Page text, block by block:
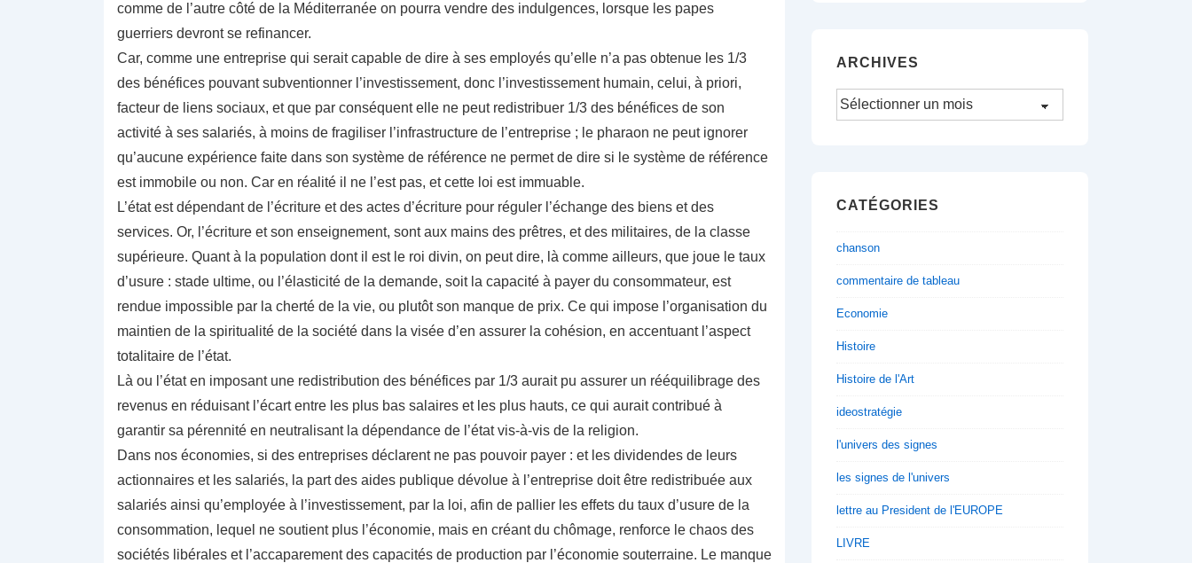
comme de l’autre côté de la Méditerranée on pourra vendre des indulgences, lorsque les papes
guerriers devront se refinancer.
Car, comme une entreprise qui serait capable de dire à ses employés qu’elle n’a pas obtenue les 1/3
des bénéfices pouvant subventionner l’investissement, donc l’investissement humain, celui, à priori,
facteur de liens sociaux, et que par conséquent elle ne peut redistribuer 1/3 des bénéfices de son
activité à ses salariés, à moins de fragiliser l’infrastructure de l’entreprise ; le pharaon ne peut ignorer
qu’aucune expérience faite dans son système de référence ne permet de dire si le système de référence
est immobile ou non. Car en réalité il ne l’est pas, et cette loi est immuable.
L’état est dépendant de l’écriture et des actes d’écriture pour réguler l’échange des biens et des
services. Or, l’écriture et son enseignement, sont aux mains des prêtres, et des militaires, de la classe
supérieure. Quant à la population dont il est le roi divin, on peut dire, là comme ailleurs, que joue le taux
d’usure : stade ultime, ou l’élasticité de la demande, soit la capacité à payer du consommateur, est
rendue impossible par la cherté de la vie, ou plutôt son manque de prix. Ce qui impose l’organisation du
maintien de la spiritualité de la société dans la visée d’en assurer la cohésion, en accentuant l’aspect
totalitaire de l’état.
Là ou l’état en imposant une redistribution des bénéfices par 1/3 aurait pu assurer un rééquilibrage des
revenus en réduisant l’écart entre les plus bas salaires et les plus hauts, ce qui aurait contribué à
garantir sa pérennité en neutralisant la dépendance de l’état vis-à-vis de la religion.
Dans nos économies, si des entreprises déclarent ne pas pouvoir payer : et les dividendes de leurs
actionnaires et les salariés, la part des aides publique dévolue à l’entreprise doit être redistribuée aux
salariés ainsi qu’employée à l’investissement, par la loi, afin de pallier les effets du taux d’usure de la
consommation, lequel ne soutient plus l’économie, mais en créant du chômage, renforce le chaos des
sociétés libérales et l’accaparement des capacités de production par l’économie souterraine. Le manque
ARCHIVES
Archives
CATÉGORIES
chanson
commentaire de tableau
Economie
Histoire
Histoire de l'Art
ideostratégie
l'univers des signes
les signes de l'univers
lettre au President de l'EUROPE
LIVRE